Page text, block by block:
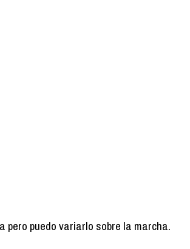
puedo variarlo sobre la marcha.